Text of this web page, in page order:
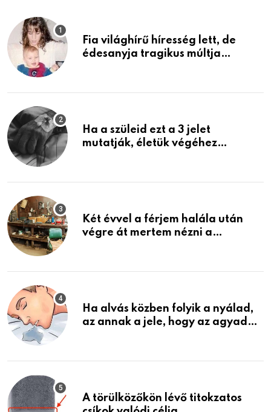
Fia világhírű híresség lett, de
édesanyja tragikus múltja
Ha a szüleid ezt a 3 jelet
mutatják, életük végéhez
Két évvel a férjem halála után
végre át mertem nézni a
életemet
Ha alvás közben folyik a nyálad,
az annak a jele, hogy az agyad…
A törülközőkön lévő titokzatos